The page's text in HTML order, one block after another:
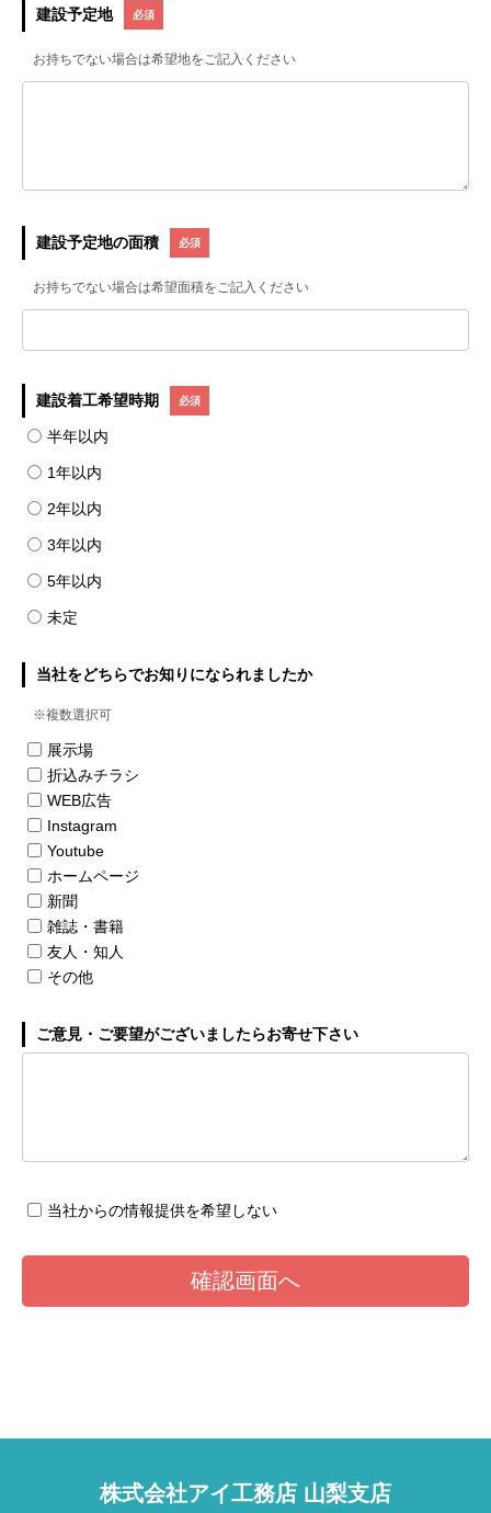
建設予定地
お持ちでない場合は希望地をご記入ください
建設予定地の面積
お持ちでない場合は希望面積をご記入ください
建設着工希望時期
半年以内
1年以内
2年以内
3年以内
5年以内
未定
当社をどちらでお知りになられましたか
※複数選択可
展示場
折込みチラシ
WEB広告
Instagram
Youtube
ホームページ
新聞
雑誌・書籍
友人・知人
その他
ご意見・ご要望がございましたらお寄せ下さい
当社からの情報提供を希望しない
株式会社アイ工務店 山梨支店